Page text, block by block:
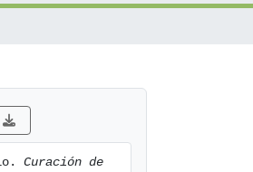
Curación de